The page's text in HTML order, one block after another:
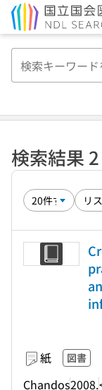
検索結果
紙 図書
Chandos2008.